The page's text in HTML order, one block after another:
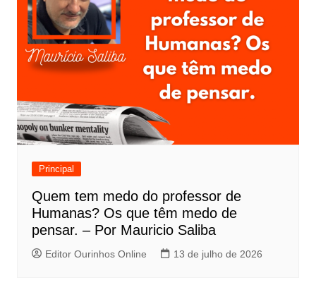
Principal
Quem tem medo do professor de
Humanas? Os que têm medo de
pensar. – Por Mauricio Saliba
Editor Ourinhos Online 13 de julho de 2026